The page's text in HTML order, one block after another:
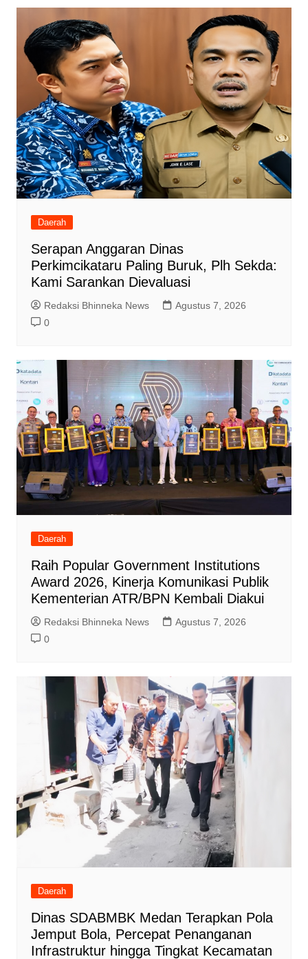
Daerah
Serapan Anggaran Dinas
Perkimcikataru Paling Buruk, Plh Sekda:
Kami Sarankan Dievaluasi
Redaksi Bhinneka News
Agustus 7, 2026
0
Daerah
Raih Popular Government Institutions
Award 2026, Kinerja Komunikasi Publik
Kementerian ATR/BPN Kembali Diakui
Redaksi Bhinneka News
Agustus 7, 2026
0
Daerah
Dinas SDABMBK Medan Terapkan Pola
Jemput Bola, Percepat Penanganan
Infrastruktur hingga Tingkat Kecamatan